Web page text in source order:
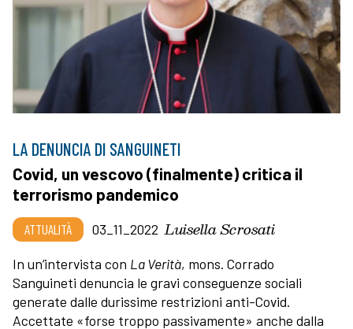
LA DENUNCIA DI SANGUINETI
Covid, un vescovo (finalmente) critica il
terrorismo pandemico
ATTUALITÀ 03_11_2022 Luisella Scrosati
In un’intervista con La Verità, mons. Corrado
Sanguineti denuncia le gravi conseguenze sociali
generate dalle durissime restrizioni anti-Covid.
Accettate «forse troppo passivamente» anche dalla